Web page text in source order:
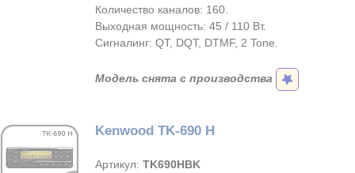
Количество каналов: 160.
Выходная мощность: 45 / 110 Вт.
Сигналинг: QT, DQT, DTMF, 2 Tone.
Модель снята с производства
Kenwood TK-690 H
Артикул: TK690HBK